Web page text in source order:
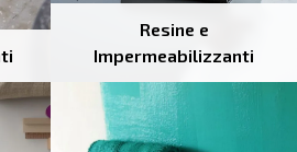
Resine e
Impermeabilizzanti